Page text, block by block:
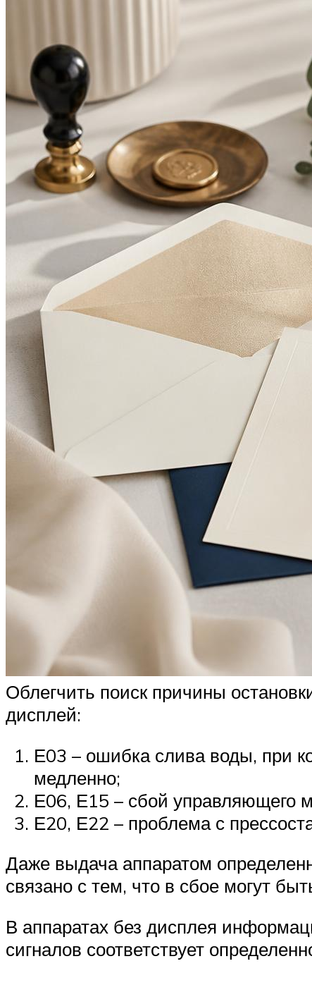
Облегчить поиск причины
дисплей:
Е03 – ошибка слива воды, при
медленно;
Е06, Е15 – сбой управляющего
Е20, Е22 – проблема с
Даже выдача аппаратом
связано с тем, что в сбое могут
В аппаратах без дисплея
сигналов соответствует